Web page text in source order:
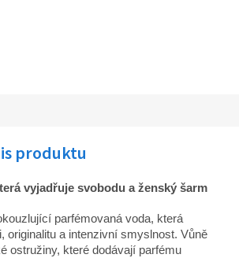
produktu
vyjadřuje svobodu a ženský šarm
parfémovaná voda, která
originalitu a intenzivní smyslnost. Vůně
ostružiny, které dodávají parfému